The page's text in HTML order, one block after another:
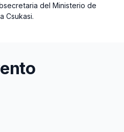
del Ministerio de
Csukasi.